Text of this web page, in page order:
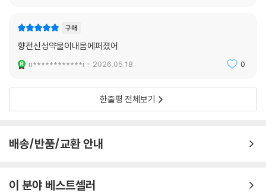
구매
향전신성약물이내몸에퍼졌어
n************i 2026.05.18. 0
한줄평 전체보기
배송/반품/교환 안내
이 분야 베스트셀러